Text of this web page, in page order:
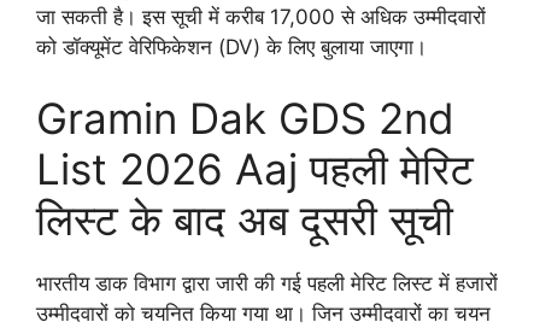
जा सकती है। इस सूची में करीब 17,000 से अधिक उम्मीदवारों
को डॉक्यूमेंट वेरिफिकेशन (DV) के लिए बुलाया जाएगा।
Gramin Dak GDS 2nd
List 2026 Aaj पहली मेरिट
लिस्ट के बाद अब दूसरी सूची
भारतीय डाक विभाग द्वारा जारी की गई पहली मेरिट लिस्ट में हजारों
उम्मीदवारों को चयनित किया गया था। जिन उम्मीदवारों का चयन